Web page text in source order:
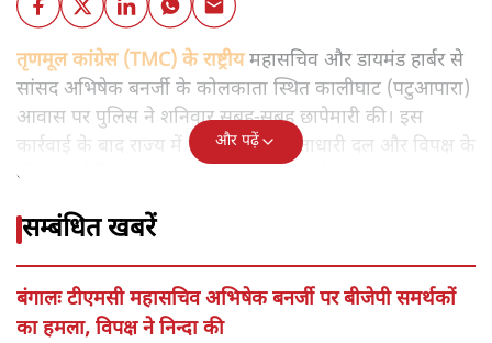
तृणमूल कांग्रेस (TMC) के राष्ट्रीयमहासचिव और डायमंड हार्बर से
सांसद अभिषेक बनर्जी के कोलकाता स्थित कालीघाट (पटुआपारा)
आवास पर पुलिस ने शनिवार सुबह-सुबह छापेमारी की। इस
कार्रवाई के बाद राज्य में एक बार फिर सत्ताधारी दल और विपक्ष के
बीच राजनीतिक टकराव चरम पर पहुंच गया है।
और पढ़ें
सम्बंधित खबरें
बंगालः टीएमसी महासचिव अभिषेक बनर्जी पर बीजेपी समर्थकों
का हमला, विपक्ष ने निन्दा की